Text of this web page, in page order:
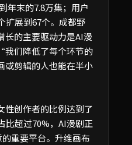
年末的7.8万集；用户
扩展到67个。成都野
长的主要驱动力是AI漫
们降低了每个环节的
或剪辑的人也能在半小
性创作者的比例达到了
比超过70%，AI漫剧正
重要平台。升维画布